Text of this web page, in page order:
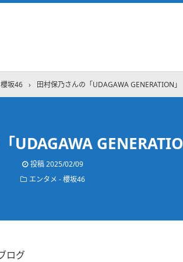
櫻坂46 › 田村保乃さんの「UDAGAWA GENERATION」
UDAGAWA
投稿2025/02/09
エンタメ - 櫻坂46
ログ